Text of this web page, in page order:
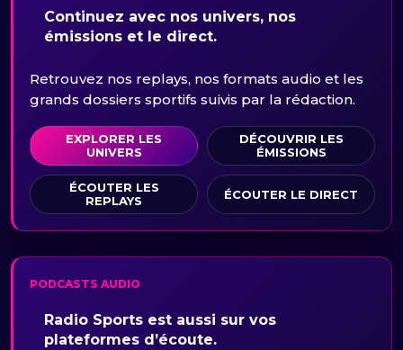
Continuez avec nos univers, nos
émissions et le direct.
Retrouvez nos replays, nos formats audio et les
grands dossiers sportifs suivis par la rédaction.
EXPLORER LES
UNIVERS
DÉCOUVRIR LES
ÉMISSIONS
ÉCOUTER LES
REPLAYS
ÉCOUTER LE DIRECT
PODCASTS AUDIO
Radio Sports est aussi sur vos
plateformes d’écoute.